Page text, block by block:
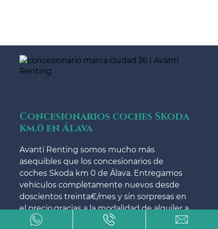
Concesionarios coches Skoda
km.0 en Álava
Avanti Renting somos mucho más
asequibles que los concesionarios de
coches Skoda km 0 de Álava. Entregamos
vehículos completamente nuevos desde
doscientos treinta€/mes y sin sorpresas en
el precio.gracias a la modalidad de alquiler a
medio y largo plazo de vehículos de Avanti